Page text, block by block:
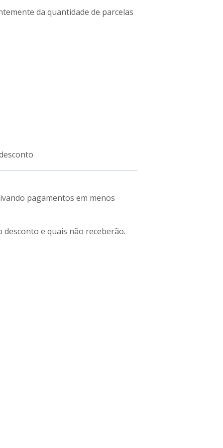
da quantidade de parcelas
pagamentos em menos
e quais não receberão.